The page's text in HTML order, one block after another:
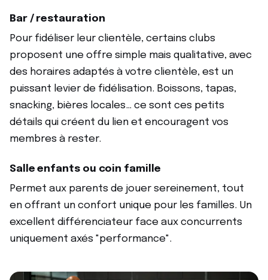
Bar / restauration
Pour fidéliser leur clientèle, certains clubs
proposent une offre simple mais qualitative, avec
des horaires adaptés à votre clientèle, est un
puissant levier de fidélisation. Boissons, tapas,
snacking, bières locales… ce sont ces petits
détails qui créent du lien et encouragent vos
membres à rester.
Salle enfants ou coin famille
Permet aux parents de jouer sereinement, tout
en offrant un confort unique pour les familles. Un
excellent différenciateur face aux concurrents
uniquement axés "performance".